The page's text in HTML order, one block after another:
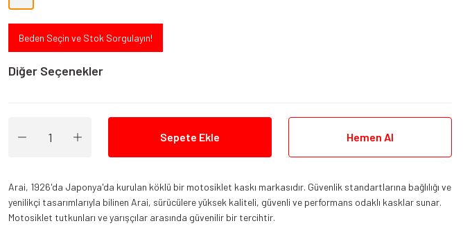
Beden Seçin ve Stok Sorgulayın!
Diğer Seçenekler
Sepete Ekle Hemen Al
Arai, 1926'da Japonya'da kurulan köklü bir motosiklet kaskı markasıdır. Güvenlik standartlarına bağlılığı ve
yenilikçi tasarımlarıyla bilinen Arai, sürücülere yüksek kaliteli, güvenli ve performans odaklı kasklar sunar.
Motosiklet tutkunları ve yarışçılar arasında güvenilir bir tercihtir.